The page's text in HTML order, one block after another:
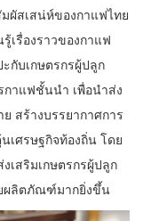
ผัสเสน่ห์ของกาแฟไทย
เรื่องราวของกาแฟ
กับเกษตรกรผู้ปลูก
กาแฟชั้นนำ เพื่อนำส่ง
สร้างบรรยากาศการ
เศรษฐกิจท้องถิ่น โดย
เสริมเกษตรกรผู้ปลูก
ผลิตภัณฑ์มากยิ่งขึ้น